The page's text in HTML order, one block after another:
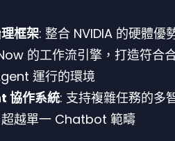
框架: 整合 NVIDIA 的硬體優
的工作流引擎，打造符合
運行的環境
協作系統: 支持複雜任務的多
超越單一 Chatbot 範疇